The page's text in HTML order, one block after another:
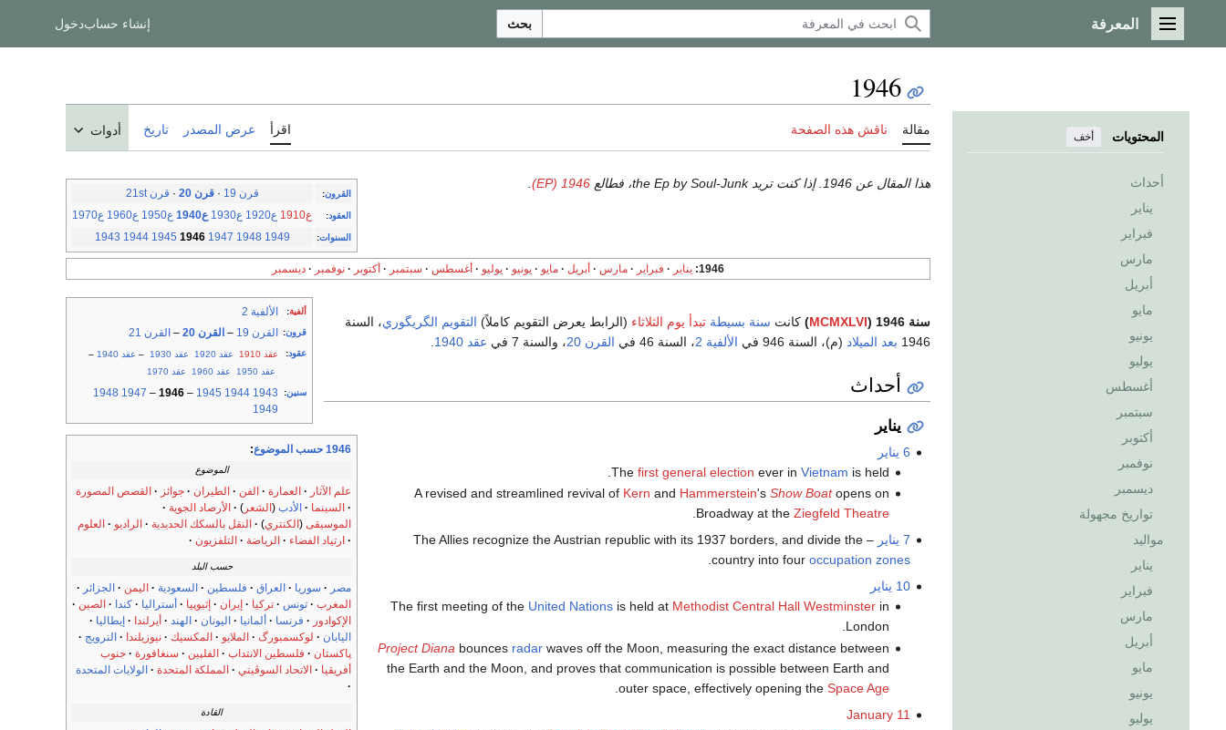
القائمة الرئيسية
المعرفة بحث إنشاء حسابدخول
المحتويات أخف
أحداث
يناير
فبراير
مارس
أبريل
مايو
يونيو
يوليو
أغسطس
سبتمبر
أكتوبر
نوفمبر
ديسمبر
تواريخ مجهولة
مواليد
يناير
فبراير
مارس
أبريل
مايو
يونيو
يوليو
1946
مقالة ناقش هذه الصفحة اقرأ عرض المصدر تاريخ أدوات
القرون: قرن 19 ·قرن 20 · قرن 21st
العقود: ع1910 ع1920 ع1930 ع1940 ع1950 ع1960 ع1970
السنوات:
1943 1944 1945 1946 1947 1948 1949
هذا المقال عن 1946. إذا كنت تريد the Ep by Soul-Junk، فطالع 1946 (EP)
1946 يناير فبراير مارس أبريل مايو يونيو يوليو أغسطس سبتمبر أكتوبر نوفمبر ديسمبر
ألفية: الألفية 2
قرون: القرن 19 – القرن 20 – القرن 21
عقود: عقد 1910 عقد 1920 عقد 1930 – عقد 1940
–
عقد 1950
عقد 1960 عقد 1970
سنين:
1943
1944
1945
–
1946
–
1947
1948
1949
1946 حسب الموضوع :
الموضوع
علم الآثار العمارة الفن الطيران جوائز
القصص المصورة
السينما
الأدب ( الشعر )
الأرصاد الجوية
الموسيقى ( الكنتري) النقل بالسكك الحديدية الراديو
العلوم
ارتياد الفضاء
الرياضة التلفزيون
حسب البلد
مصر سوريا العراق فلسطين السعودية اليمن
الجزائر
المغرب
تونس تركيا إيران إثيوپيا أستراليا كندا
الصين
الإكوادور
فرنسا ألمانيا اليونان الهند أيرلندا
إيطاليا
اليابان
لوكسمبورگ الملايو المكسيك نيوزيلندا
النرويج
پاكستان
فلسطين الانتداب الفلپين سنغافورة
جنوب
أفريقيا
الاتحاد السوڤيتي المملكة المتحدة الولايات المتحدة
القادة
سنة 1946 ( MCMXLVI
) كانت سنة بسيطة تبدأ يوم الثلاثاء (الرابط يعرض التقويم كاملاً) التقويم الگريگوري، السنة
1946 بعد الميلاد (م)، السنة 946 في الألفية 2 ، السنة 46 في القرن 20 ، والسنة 7 في عقد 1940
أحداث
يناير
6 يناير
Thefirst general election ever inVietnam is held.
A revised and streamlined revival of Kern and Hammerstein'sShow Boatopens on
Broadway at theZiegfeld Theatre
.
7 يناير
– The Allies recognize the Austrian republic with its 1937 borders, and divide the
country into four occupation zones
.
10 يناير
The first meeting of the United Nations is held at Methodist Central Hall Westminster in
London.
Project Diana bounces radar waves off the Moon, measuring the exact distance between
the Earth and the Moon, and proves that communication is possible between Earth and
outer space, effectively opening theSpace Age
.
January 11